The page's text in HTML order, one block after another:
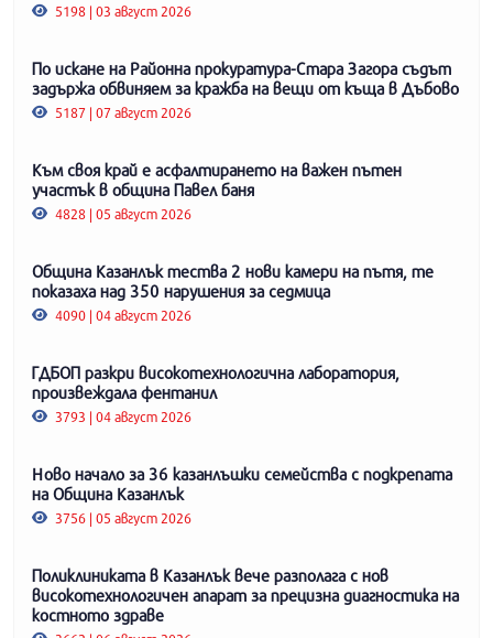
5198 | 03 август 2026
По искане на Районна прокуратура-Стара Загора съдът
задържа обвиняем за кражба на вещи от къща в Дъбово
5187 | 07 август 2026
Към своя край е асфалтирането на важен пътен
участък в община Павел баня
4828 | 05 август 2026
Община Казанлък тества 2 нови камери на пътя, те
показаха над 350 нарушения за седмица
4090 | 04 август 2026
ГДБОП разкри високотехнологична лаборатория,
произвеждала фентанил
3793 | 04 август 2026
Ново начало за 36 казанлъшки семейства с подкрепата
на Община Казанлък
3756 | 05 август 2026
Поликлиниката в Казанлък вече разполага с нов
високотехнологичен апарат за прецизна диагностика на
костното здраве